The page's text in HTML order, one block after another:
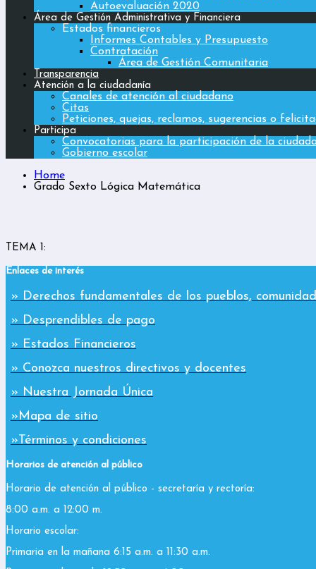
Autoevaluación 2020
Área de Gestión Administrativa y Financiera
Estados financieros
Informes Contables y Presupuesto
Contratación
Área de Gestión Comunitaria
Transparencia
Atención a la ciudadanía
Canales de atención al ciudadano
Citas
Peticiones, quejas, reclamos, sugerencias o
Participa
Convocatorias para la participación de la
Gobierno escolar
Home
Grado Sexto Lógica Matemática
TEMA 1:
Enlaces de interés
» Derechos fundamentales de los pueblos,
» Desprendibles de pago
» Estados Financieros
» Conozca nuestros directivos y docentes
» Nuestra Jornada Única
»Mapa de sitio
»Términos y condiciones
Horarios de atención al público
Horario de atención al público - secretaría y rectoría:
8:00 a.m. a 12:00 m.
Horario escolar:
Primaria en la mañana 6:15 a.m. a 11:30 a.m.